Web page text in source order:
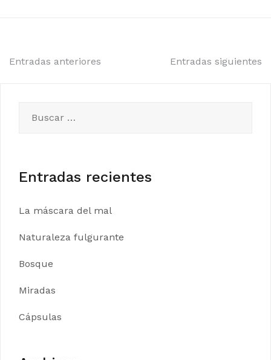
Navegación
entradas
Entradas anteriores Entradas siguientes
Entradas recientes
La máscara del mal
Naturaleza fulgurante
Bosque
Miradas
Cápsulas